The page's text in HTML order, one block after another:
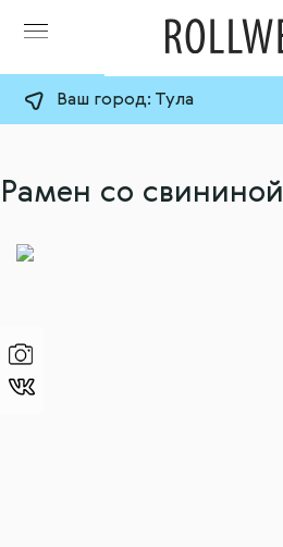
Ваш город: Тула
Рамен со свининой